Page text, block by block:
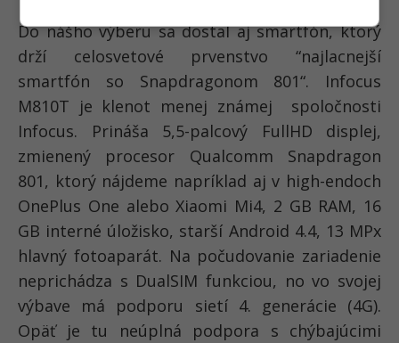
Do nášho výberu sa dostal aj smartfón, ktorý
drží celosvetové prvenstvo “najlacnejší
smartfón so Snapdragonom 801“. Infocus
M810T je klenot menej známej spoločnosti
Infocus. Prináša 5,5-palcový FullHD displej,
zmienený procesor Qualcomm Snapdragon
801, ktorý nájdeme napríklad aj v high-endoch
OnePlus One alebo Xiaomi Mi4, 2 GB RAM, 16
GB interné úložisko, starší Android 4.4, 13 MPx
hlavný fotoaparát. Na počudovanie zariadenie
neprichádza s DualSIM funkciou, no vo svojej
výbave má podporu sietí 4. generácie (4G).
Opäť je tu neúplná podpora s chýbajúcimi